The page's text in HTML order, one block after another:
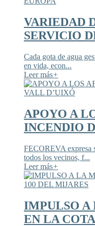
VARIEDAD
SERVICIO
Cada gota de agua
en vida, econ...
Leer más+
APOYO A
INCENDIO
FECOREVA expresa
todos los vecinos, f...
Leer más+
IMPULSO A
EN LA